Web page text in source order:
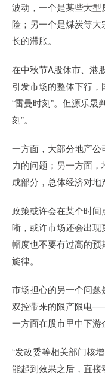
波动，一个是某些大
险；另一个是煤炭等
长的滞胀。
在中秋节A股休市、港
引发市场的整体下行
“雷曼时刻”。但源乐晟
刻”。
一方面，大部分地产
力的问题；另一方面
成部分，总体经济对地
政策或许会在某个时
晰，或许市场还会出
幅度也不要有过高的预
旋律。
市场担心的另一个问
双控带来的限产限电
一方面在股市里中下游
“发改委等相关部门核
能起到效果之后，直接